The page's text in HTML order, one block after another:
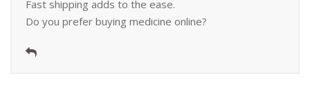
Fast shipping adds to the ease.
Do you prefer buying medicine online?